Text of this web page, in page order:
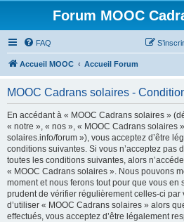
Forum MOOC
FAQ
Accueil MOOC Accueil Forum
MOOC Cadrans solaires -
En accédant à « MOOC Cadrans solaires »
« notre », « nos », « MOOC Cadrans solaires
solaires.info/forum »), vous acceptez d’être
conditions suivantes. Si vous n’acceptez pas
toutes les conditions suivantes, alors
« MOOC Cadrans solaires ». Nous pouvons
moment et nous ferons tout pour que vous en
prudent de vérifier régulièrement celles-ci par
d’utiliser « MOOC Cadrans solaires » alors
effectués, vous acceptez d’être légalement